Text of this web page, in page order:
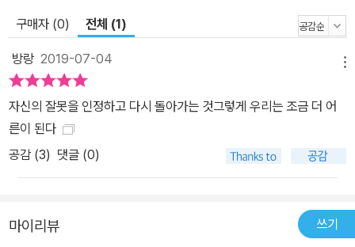
구매자 (0) 전체 (1)
방랑 2019-07-04
자신의 잘못을 인정하고 다시 돌아가는 것그렇게 우리는 조금 더 어
른이 된다
공감 (3) 댓글 (0)
마이리뷰 쓰기